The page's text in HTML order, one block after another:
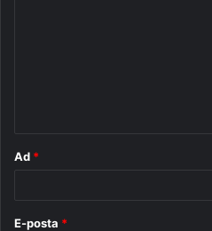
Ad *
E-posta *